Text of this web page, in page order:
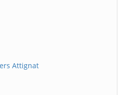
Attignat